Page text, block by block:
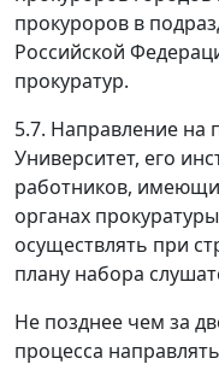
прокуроров в
Российской
прокуратур.
5.7. Направление
Университет, его
работников,
органах
осуществлять при
плану набора
Не позднее чем за
процесса